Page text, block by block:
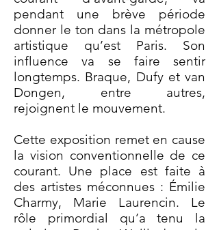
pendant une brève période
donner le ton dans la métropole
artistique qu’est Paris. Son
influence va se faire sentir
longtemps. Braque, Dufy et van
Dongen, entre autres,
rejoignent le mouvement.
Cette exposition remet en cause
la vision conventionnelle de ce
courant. Une place est faite à
des artistes méconnues : Émilie
Charmy, Marie Laurencin. Le
rôle primordial qu’a tenu la